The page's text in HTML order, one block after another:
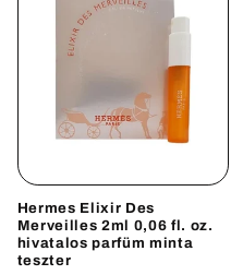
Hermes Elixir Des
Merveilles 2ml 0,06 fl. oz.
hivatalos parfüm minta
teszter